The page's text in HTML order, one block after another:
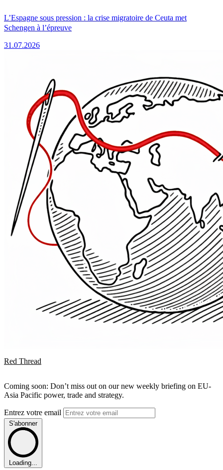
L’Espagne sous pression : la crise migratoire de Ceuta met
Schengen à l’épreuve
31.07.2026
Red Thread
Coming soon: Don’t miss out on our new weekly briefing on EU-
Asia Pacific power, trade and strategy.
Entrez votre email
S'abonner
Loading...